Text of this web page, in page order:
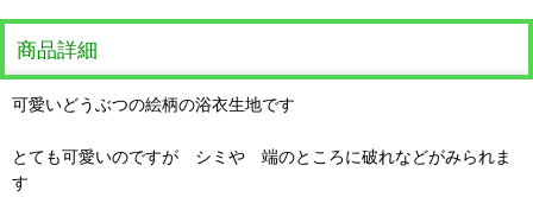
商品詳細
可愛いどうぶつの絵柄の浴衣生地です
とても可愛いのですが シミや 端のところに破れなどがみられま
す